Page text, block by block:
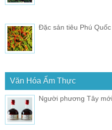
Đặc sản tiêu Phú Quốc
Văn Hóa Ẩm Thực
Người phương Tây